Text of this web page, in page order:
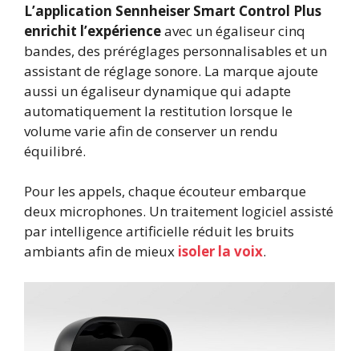
L’application Sennheiser Smart Control Plus
enrichit l’expérienceavec un égaliseur cinq
bandes, des préréglages personnalisables et un
assistant de réglage sonore. La marque ajoute
aussi un égaliseur dynamique qui adapte
automatiquement la restitution lorsque le
volume varie afin de conserver un rendu
équilibré.
Pour les appels, chaque écouteur embarque
deux microphones. Un traitement logiciel assisté
par intelligence artificielle réduit les bruits
ambiants afin de mieux isoler la voix.